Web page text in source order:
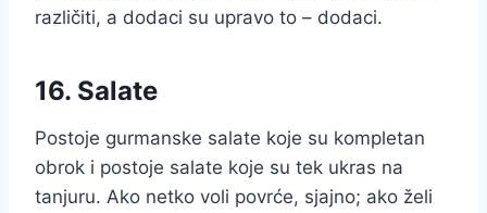
različiti, a dodaci su upravo to – dodaci.
16. Salate
Postoje gurmanske salate koje su kompletan
obrok i postoje salate koje su tek ukras na
tanjuru. Ako netko voli povrće, sjajno; ako želi